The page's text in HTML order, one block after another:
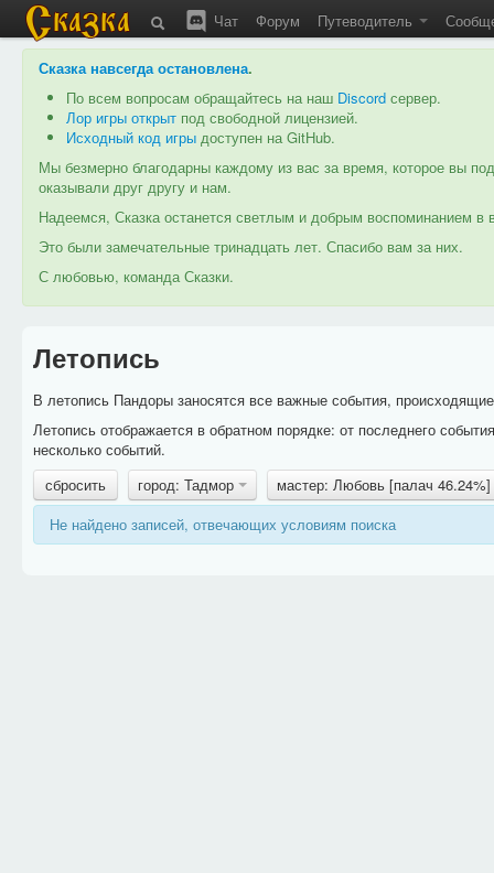
Чат Форум Путеводитель
Сказка навсегда остановлена.
По всем вопросам обращайтесь на наш Discord сервер.
Лор игры открыт под свободной лицензией.
Исходный код игры доступен на GitHub.
Мы безмерно благодарны каждому из вас за время, которое вы
оказывали друг другу и нам.
Надеемся, Сказка останется светлым и добрым воспоминанием
Это были замечательные тринадцать лет. Спасибо вам за них.
С любовью, команда Сказки.
Летопись
В летопись Пандоры заносятся все важные события,
Летопись отображается в обратном порядке: от последнего
несколько событий.
сбросить
город: Тадмор
мастер: Любовь [палач 46.24%]
Не найдено записей, отвечающих условиям поиска